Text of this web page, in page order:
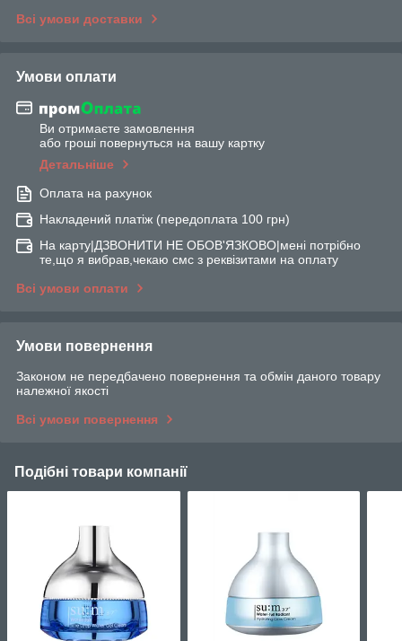
Всі умови доставки
Умови оплати
Ви отримаєте замовлення
або гроші повернуться на вашу картку
Детальніше
Оплата на рахунок
Накладений платіж (передоплата 100 грн)
На карту|ДЗВОНИТИ НЕ ОБОВ'ЯЗКОВО|мені потрібно
те,що я вибрав,чекаю смс з реквізитами на оплату
Всі умови оплати
Умови повернення
Законом не передбачено повернення та обмін даного товару
належної якості
Всі умови повернення
Подібні товари компанії